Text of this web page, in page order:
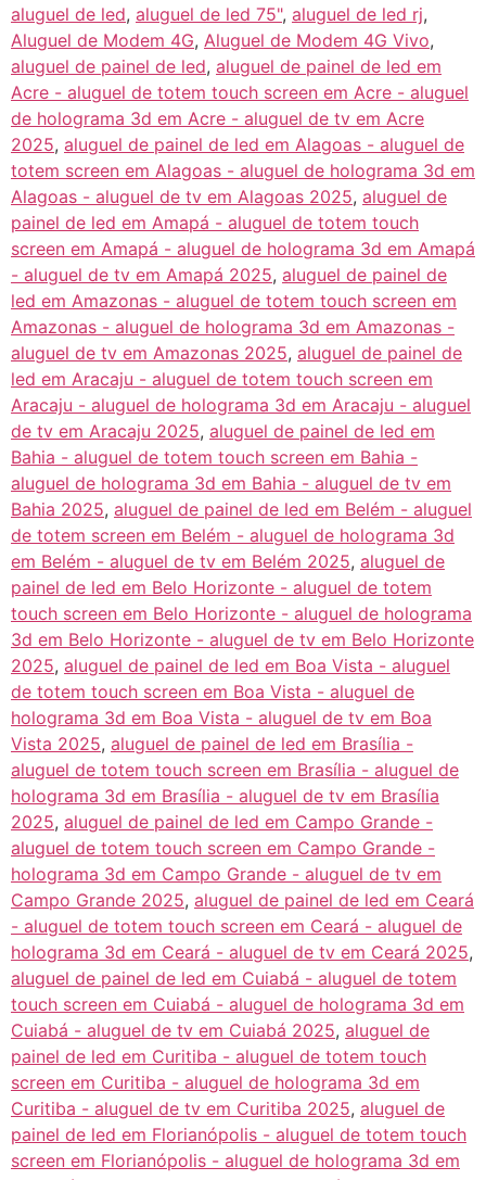
aluguel de led, aluguel de led 75", aluguel de led rj,
Aluguel de Modem 4G, Aluguel de Modem 4G Vivo,
aluguel de painel de led, aluguel de painel de led em
Acre - aluguel de totem touch screen em Acre - aluguel
de holograma 3d em Acre - aluguel de tv em Acre
2025, aluguel de painel de led em Alagoas - aluguel de
totem screen em Alagoas - aluguel de holograma 3d em
Alagoas - aluguel de tv em Alagoas 2025, aluguel de
painel de led em Amapá - aluguel de totem touch
screen em Amapá - aluguel de holograma 3d em Amapá
- aluguel de tv em Amapá 2025, aluguel de painel de
led em Amazonas - aluguel de totem touch screen em
Amazonas - aluguel de holograma 3d em Amazonas -
aluguel de tv em Amazonas 2025, aluguel de painel de
led em Aracaju - aluguel de totem touch screen em
Aracaju - aluguel de holograma 3d em Aracaju - aluguel
de tv em Aracaju 2025, aluguel de painel de led em
Bahia - aluguel de totem touch screen em Bahia -
aluguel de holograma 3d em Bahia - aluguel de tv em
Bahia 2025, aluguel de painel de led em Belém - aluguel
de totem screen em Belém - aluguel de holograma 3d
em Belém - aluguel de tv em Belém 2025, aluguel de
painel de led em Belo Horizonte - aluguel de totem
touch screen em Belo Horizonte - aluguel de holograma
3d em Belo Horizonte - aluguel de tv em Belo Horizonte
2025, aluguel de painel de led em Boa Vista - aluguel
de totem touch screen em Boa Vista - aluguel de
holograma 3d em Boa Vista - aluguel de tv em Boa
Vista 2025, aluguel de painel de led em Brasília -
aluguel de totem touch screen em Brasília - aluguel de
holograma 3d em Brasília - aluguel de tv em Brasília
2025, aluguel de painel de led em Campo Grande -
aluguel de totem touch screen em Campo Grande -
holograma 3d em Campo Grande - aluguel de tv em
Campo Grande 2025, aluguel de painel de led em Ceará
- aluguel de totem touch screen em Ceará - aluguel de
holograma 3d em Ceará - aluguel de tv em Ceará 2025,
aluguel de painel de led em Cuiabá - aluguel de totem
touch screen em Cuiabá - aluguel de holograma 3d em
Cuiabá - aluguel de tv em Cuiabá 2025, aluguel de
painel de led em Curitiba - aluguel de totem touch
screen em Curitiba - aluguel de holograma 3d em
Curitiba - aluguel de tv em Curitiba 2025, aluguel de
painel de led em Florianópolis - aluguel de totem touch
screen em Florianópolis - aluguel de holograma 3d em